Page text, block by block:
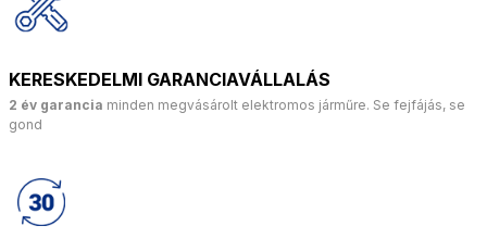
KERESKEDELMI GARANCIAVÁLLALÁS
2 év garancia minden megvásárolt elektromos járműre. Se fejfájás, se
gond